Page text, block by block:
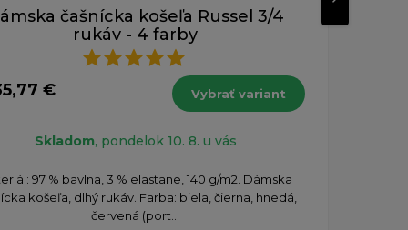
čašnícka košeľa Russel 3/4
rukáv - 4 farby
€ Vybrať variant
Skladom, pondelok 10. 8. u vás
97 % bavlna, 3 % elastane, 140 g/m2. Dámska
košeľa, dlhý rukáv. Farba: biela, čierna, hnedá,
červená (port...